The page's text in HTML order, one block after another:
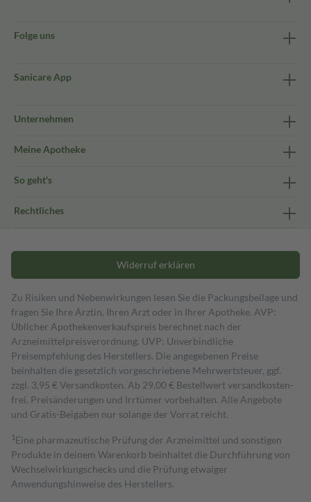
Folge uns
Sanicare App
Unternehmen
Meine Apotheke
So geht's
Rechtliches
Widerruf erklären
Zu Risiken und Nebenwirkungen lesen Sie die Packungsbeilage und
fragen Sie Ihre Ärztin, Ihren Arzt oder in Ihrer Apotheke. AVP:
Üblicher Apothekenverkaufspreis berechnet nach der
Arzneimittelpreisverordnung. UVP: Unverbindliche
Preisempfehlung des Herstellers. Die angegebenen Preise
beinhalten die gesetzlich vorgeschriebene Mehrwertsteuer, ggf.
zzgl. 3,95 € Versandkosten. Ab 29,00 € Bestell­wert versand­kosten­
frei. Preisänderungen und Irrtümer vorbehalten. Alle Angebote
und Gratis-Beigaben nur solange der Vorrat reicht.
1 Eine pharmazeutische Prüfung der Arzneimittel und sonstigen
Produkte in deinem Warenkorb beinhaltet die Durchführung von
Wechselwirkungschecks und die Prüfung etwaiger
Anwendungshinweise des Herstellers.